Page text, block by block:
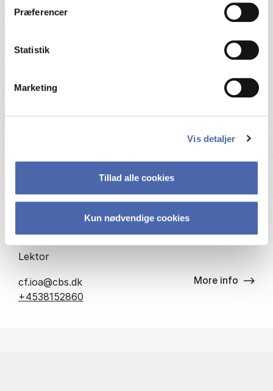
Præferencer
Statistik
Marketing
Vis detaljer
Tillad alle cookies
Kun nødvendige cookies
Lektor
cf.ioa@cbs.dk
+4538152860
More info